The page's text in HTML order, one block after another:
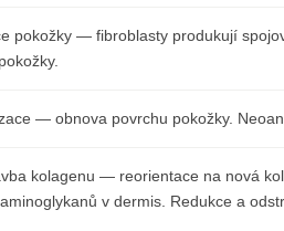
pokožky — fibroblasty produkují
— obnova povrchu pokožky.
kolagenu — reorientace na nová
v dermis. Redukce a